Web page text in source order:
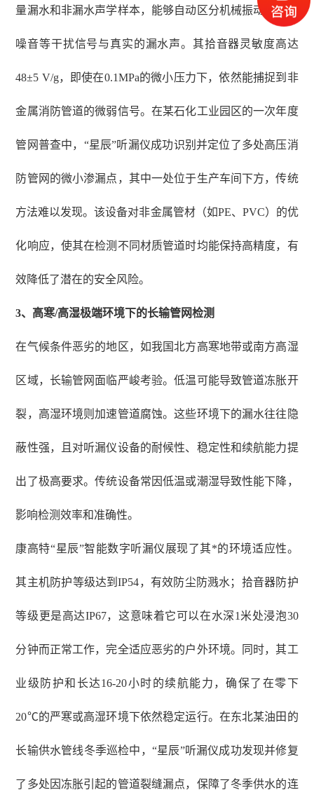
量漏水和非漏水声学样本，能够自动区分机械振动、泵站
噪音等干扰信号与真实的漏水声。其拾音器灵敏度高达
48±5 V/g，即使在0.1MPa的微小压力下，依然能捕捉到非
金属消防管道的微弱信号。在某石化工业园区的一次年度
管网普查中，“星辰”听漏仪成功识别并定位了多处高压消
防管网的微小渗漏点，其中一处位于生产车间下方，传统
方法难以发现。该设备对非金属管材（如PE、PVC）的优
化响应，使其在检测不同材质管道时均能保持高精度，有
效降低了潜在的安全风险。
3、 高寒/高湿极端环境下的长输管网检测
在气候条件恶劣的地区，如我国北方高寒地带或南方高湿
区域，长输管网面临严峻考验。低温可能导致管道冻胀开
裂，高湿环境则加速管道腐蚀。这些环境下的漏水往往隐
蔽性强，且对听漏仪设备的耐候性、稳定性和续航能力提
出了极高要求。传统设备常因低温或潮湿导致性能下降，
影响检测效率和准确性。
康高特“星辰”智能数字听漏仪展现了其*的环境适应性。
其主机防护等级达到IP54，有效防尘防溅水；拾音器防护
等级更是高达IP67，这意味着它可以在水深1米处浸泡30
分钟而正常工作，完全适应恶劣的户外环境。同时，其工
业级防护和长达16-20小时的续航能力，确保了在零下
20℃的严寒或高湿环境下依然稳定运行。在东北某油田的
长输供水管线冬季巡检中，“星辰”听漏仪成功发现并修复
了多处因冻胀引起的管道裂缝漏点，保障了冬季供水的连